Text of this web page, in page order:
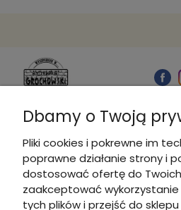
Kontakt
Informacje
Dbamy o Twoją
Pliki cookies i pokrewne im
poprawne działanie strony i
dostosować ofertę do
zaakceptować
tych plików i przejść do